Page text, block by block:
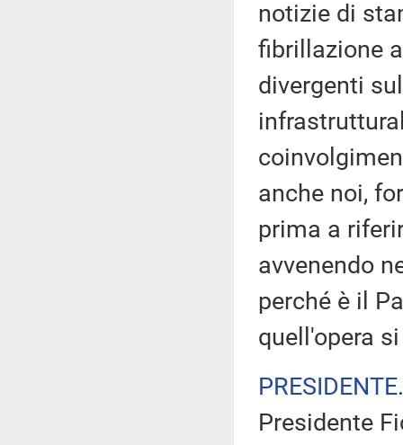
notizie di
fibrillazione
divergenti
anche noi,
prima a
avvenendo
perché è il
quell'opera
PRESIDENTE
Presidente